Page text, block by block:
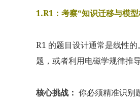
1.R1：考察“知识迁移与模
R1 的题目设计通常是线性
题，或者利用电磁学规律推
核心挑战： 你必须精准识别